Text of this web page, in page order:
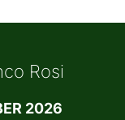
Rosi
2026